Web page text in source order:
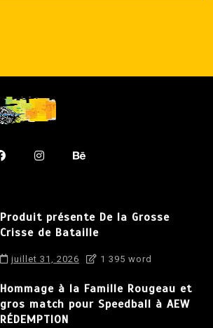
Produit présente De la Grosse
Crisse de Bataille
juillet 31, 2026 1 395 word
Hommage à la Famille Rougeau et
gros match pour Speedball à AEW
RÉDEMPTION